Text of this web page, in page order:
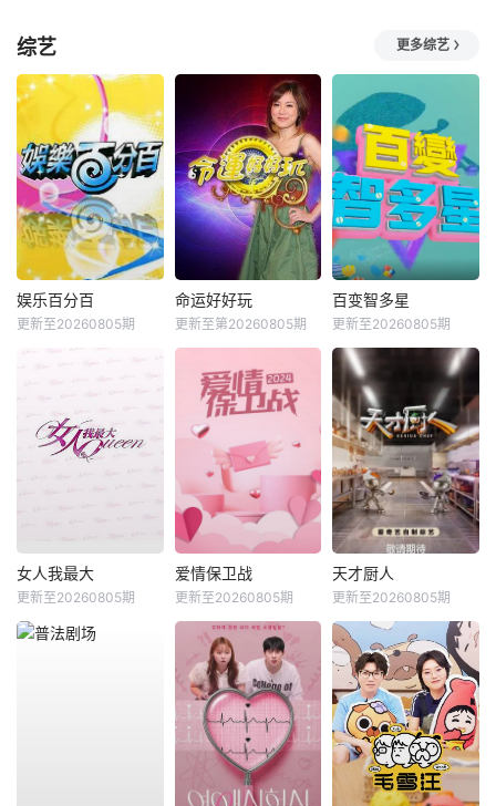
综艺 更多综艺
娱乐百分百
更新至20260805期
命运好好玩
更新至第20260805期
百变智多星
更新至20260805期
女人我最大
更新至20260805期
爱情保卫战
更新至20260805期
天才厨人
更新至20260805期